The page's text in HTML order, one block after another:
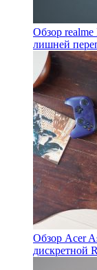
Обзор realme
лишней
Обзор Acer
дискретной